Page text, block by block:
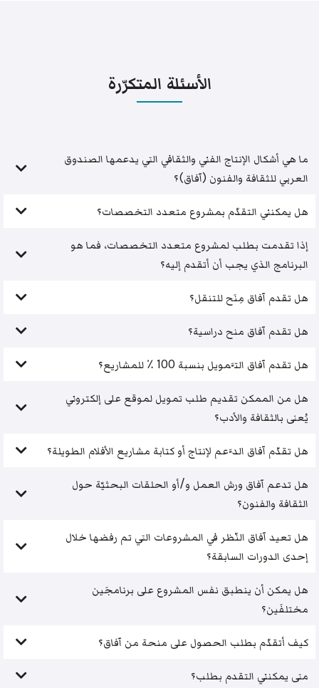
الأسئلة المتكرّرة
ما هي أشكال الإنتاج الفني والثقافي التي يدعمها الصندوق
العربي للثقافة والفنون (آفاق)؟
هل يمكنني التقدّم بمشروع متعدد التخصصات؟
إذا تقدمت بطلب لمشروع متعدد التخصصات، فما هو
البرنامج الذي يجب أن أتقدم إليه؟
هل تقدم آفاق مِنَح للتنقل؟
هل تقدم آفاق منح دراسية؟
هل تقدم آفاق التَّمويل بنسبة 100 ٪ للمشاريع؟
هل من الممكن تقديم طلب تمويل لموقع على إلكتروني
يُعنى بالثقافة والأدب؟
هل تقدّم آفاق الدَّعم لإنتاج أو كتابة مشاريع الأفلام الطويلة؟
هل تدعم آفاق ورش العمل و/أو الحلقات البحثيّة حول
الثقافة والفنون؟
هل تعيد آفاق النّظر في المشروعات التي تم رفضها خلال
إحدى الدورات السابقة؟
هل يمكن أن ينطبق نفس المشروع على برنامجَين
مختلفَين؟
كيف أتقدّم بطلب الحصول على منحة من آفاق؟
متى يمكنني التقدم بطلب؟